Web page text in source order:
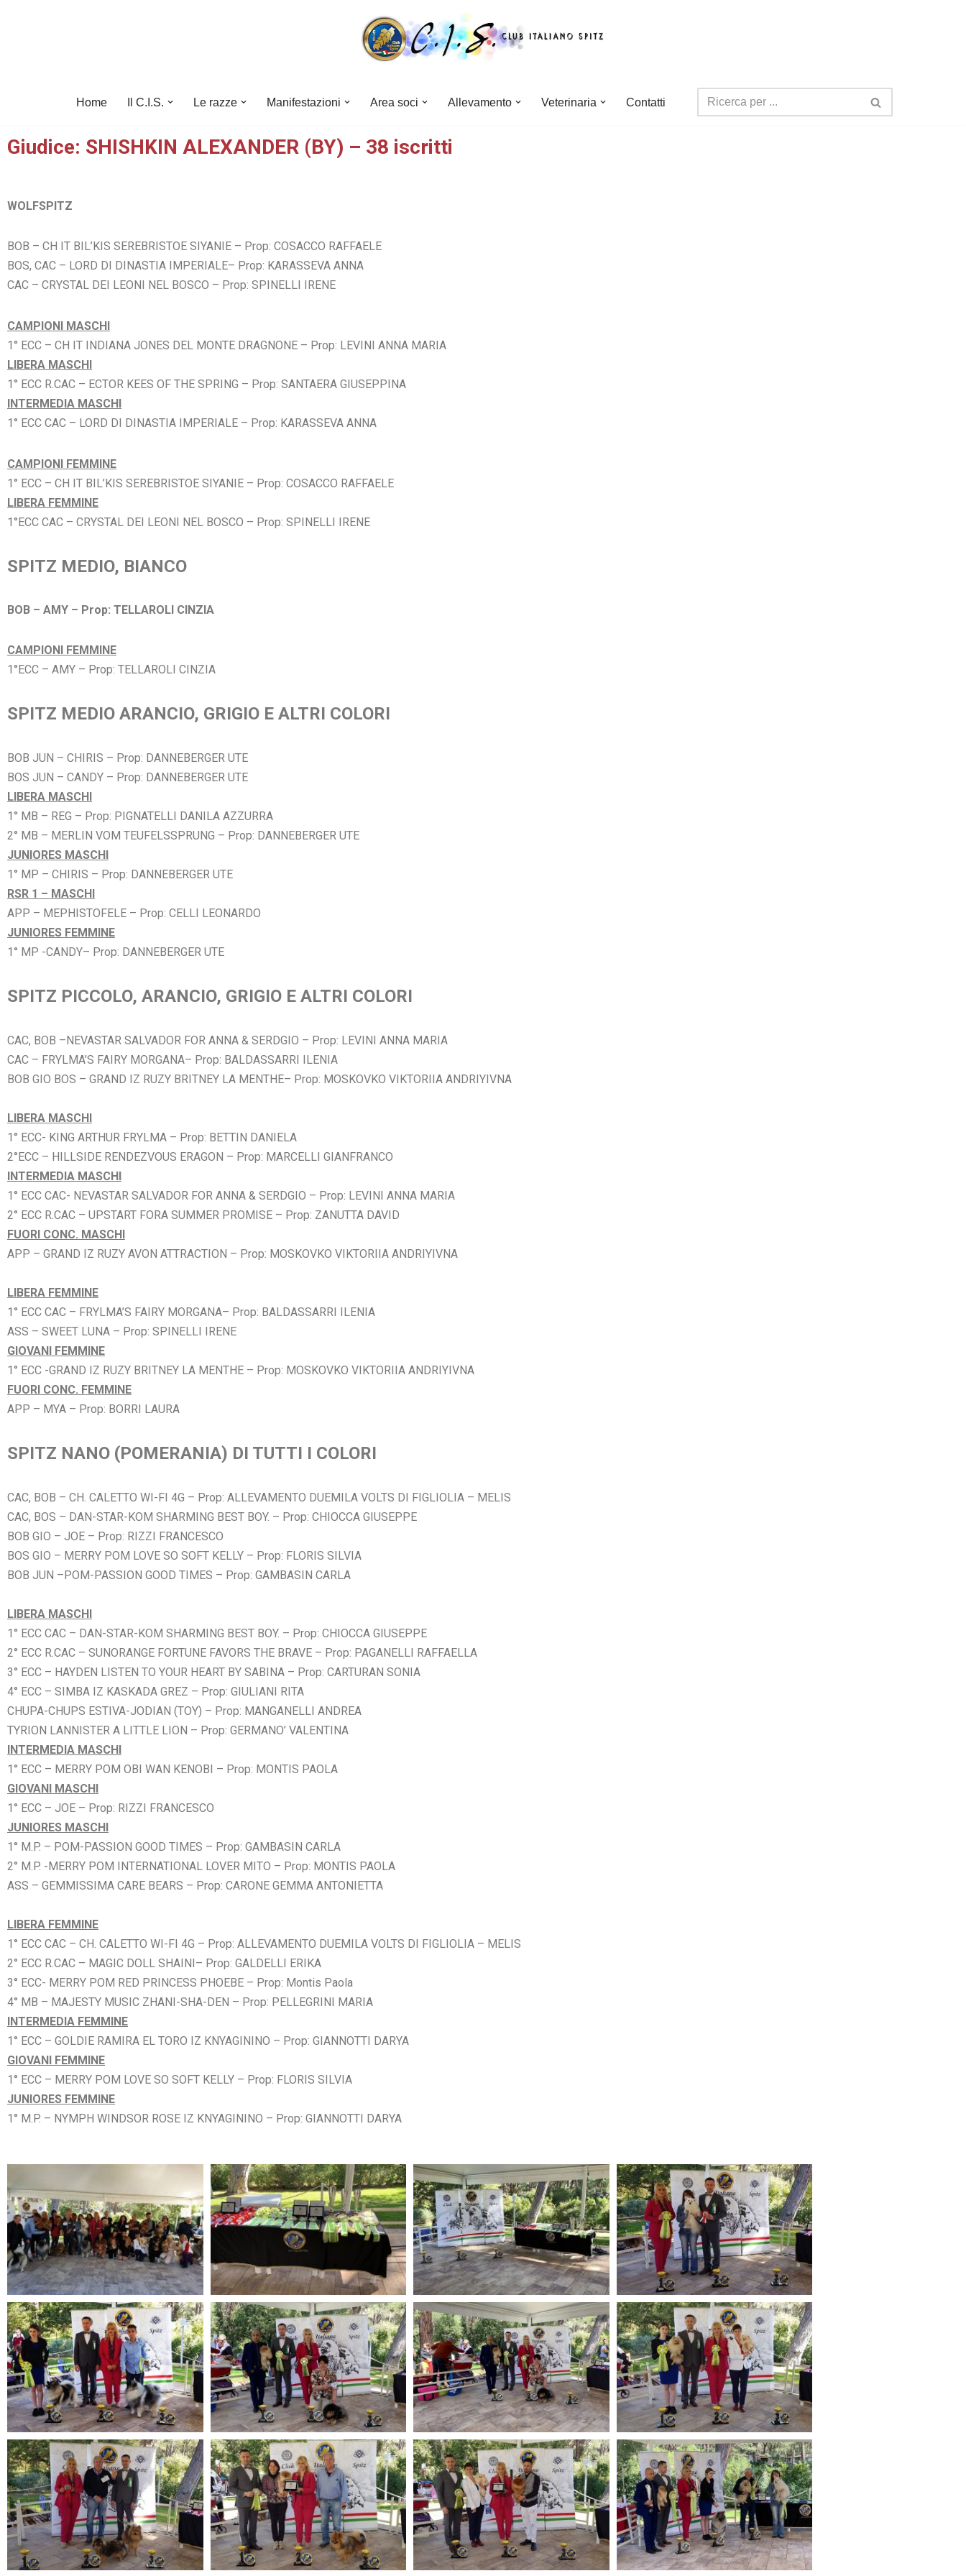
Home
Il C.I.S. Le razze Manifestazioni Area soci Allevamento Veterinaria Contatti
Giudice: SHISHKIN ALEXANDER (BY) – 38 iscritti
WOLFSPITZ
BOB – CH IT BIL’KIS SEREBRISTOE SIYANIE – Prop: COSACCO RAFFAELE
BOS, CAC – LORD DI DINASTIA IMPERIALE– Prop: KARASSEVA ANNA
CAC – CRYSTAL DEI LEONI NEL BOSCO – Prop: SPINELLI IRENE
CAMPIONI MASCHI
1° ECC – CH IT INDIANA JONES DEL MONTE DRAGNONE – Prop: LEVINI ANNA MARIA
LIBERA MASCHI
1° ECC R.CAC – ECTOR KEES OF THE SPRING – Prop: SANTAERA GIUSEPPINA
INTERMEDIA MASCHI
1° ECC CAC – LORD DI DINASTIA IMPERIALE – Prop: KARASSEVA ANNA
CAMPIONI FEMMINE
1° ECC – CH IT BIL’KIS SEREBRISTOE SIYANIE – Prop: COSACCO RAFFAELE
LIBERA FEMMINE
1°ECC CAC – CRYSTAL DEI LEONI NEL BOSCO – Prop: SPINELLI IRENE
SPITZ MEDIO, BIANCO
BOB – AMY – Prop: TELLAROLI CINZIA
CAMPIONI FEMMINE
1°ECC – AMY – Prop: TELLAROLI CINZIA
SPITZ MEDIO ARANCIO, GRIGIO E ALTRI COLORI
BOB JUN – CHIRIS – Prop: DANNEBERGER UTE
BOS JUN – CANDY – Prop: DANNEBERGER UTE
LIBERA MASCHI
1° MB – REG – Prop: PIGNATELLI DANILA AZZURRA
2° MB – MERLIN VOM TEUFELSSPRUNG – Prop: DANNEBERGER UTE
JUNIORES MASCHI
1° MP – CHIRIS – Prop: DANNEBERGER UTE
RSR 1 – MASCHI
APP – MEPHISTOFELE – Prop: CELLI LEONARDO
JUNIORES FEMMINE
1° MP -CANDY– Prop: DANNEBERGER UTE
SPITZ PICCOLO, ARANCIO, GRIGIO E ALTRI COLORI
CAC, BOB –NEVASTAR SALVADOR FOR ANNA & SERDGIO – Prop: LEVINI ANNA MARIA
CAC – FRYLMA’S FAIRY MORGANA– Prop: BALDASSARRI ILENIA
BOB GIO BOS – GRAND IZ RUZY BRITNEY LA MENTHE– Prop: MOSKOVKO VIKTORIIA ANDRIYIVNA
LIBERA MASCHI
1° ECC- KING ARTHUR FRYLMA – Prop: BETTIN DANIELA
2°ECC – HILLSIDE RENDEZVOUS ERAGON – Prop: MARCELLI GIANFRANCO
INTERMEDIA MASCHI
1° ECC CAC- NEVASTAR SALVADOR FOR ANNA & SERDGIO – Prop: LEVINI ANNA MARIA
2° ECC R.CAC – UPSTART FORA SUMMER PROMISE – Prop: ZANUTTA DAVID
FUORI CONC. MASCHI
APP – GRAND IZ RUZY AVON ATTRACTION – Prop: MOSKOVKO VIKTORIIA ANDRIYIVNA
LIBERA FEMMINE
1° ECC CAC – FRYLMA’S FAIRY MORGANA– Prop: BALDASSARRI ILENIA
ASS – SWEET LUNA – Prop: SPINELLI IRENE
GIOVANI FEMMINE
1° ECC -GRAND IZ RUZY BRITNEY LA MENTHE – Prop: MOSKOVKO VIKTORIIA ANDRIYIVNA
FUORI CONC. FEMMINE
APP – MYA – Prop: BORRI LAURA
SPITZ NANO (POMERANIA) DI TUTTI I COLORI
CAC, BOB – CH. CALETTO WI-FI 4G – Prop: ALLEVAMENTO DUEMILA VOLTS DI FIGLIOLIA – MELIS
CAC, BOS – DAN-STAR-KOM SHARMING BEST BOY. – Prop: CHIOCCA GIUSEPPE
BOB GIO – JOE – Prop: RIZZI FRANCESCO
BOS GIO – MERRY POM LOVE SO SOFT KELLY – Prop: FLORIS SILVIA
BOB JUN –POM-PASSION GOOD TIMES – Prop: GAMBASIN CARLA
LIBERA MASCHI
1° ECC CAC – DAN-STAR-KOM SHARMING BEST BOY. – Prop: CHIOCCA GIUSEPPE
2° ECC R.CAC – SUNORANGE FORTUNE FAVORS THE BRAVE – Prop: PAGANELLI RAFFAELLA
3° ECC – HAYDEN LISTEN TO YOUR HEART BY SABINA – Prop: CARTURAN SONIA
4° ECC – SIMBA IZ KASKADA GREZ – Prop: GIULIANI RITA
CHUPA-CHUPS ESTIVA-JODIAN (TOY) – Prop: MANGANELLI ANDREA
TYRION LANNISTER A LITTLE LION – Prop: GERMANO’ VALENTINA
INTERMEDIA MASCHI
1° ECC – MERRY POM OBI WAN KENOBI – Prop: MONTIS PAOLA
GIOVANI MASCHI
1° ECC – JOE – Prop: RIZZI FRANCESCO
JUNIORES MASCHI
1° M.P. – POM-PASSION GOOD TIMES – Prop: GAMBASIN CARLA
2° M.P. -MERRY POM INTERNATIONAL LOVER MITO – Prop: MONTIS PAOLA
ASS – GEMMISSIMA CARE BEARS – Prop: CARONE GEMMA ANTONIETTA
LIBERA FEMMINE
1° ECC CAC – CH. CALETTO WI-FI 4G – Prop: ALLEVAMENTO DUEMILA VOLTS DI FIGLIOLIA – MELIS
2° ECC R.CAC – MAGIC DOLL SHAINI– Prop: GALDELLI ERIKA
3° ECC- MERRY POM RED PRINCESS PHOEBE – Prop: Montis Paola
4° MB – MAJESTY MUSIC ZHANI-SHA-DEN – Prop: PELLEGRINI MARIA
INTERMEDIA FEMMINE
1° ECC – GOLDIE RAMIRA EL TORO IZ KNYAGININO – Prop: GIANNOTTI DARYA
GIOVANI FEMMINE
1° ECC – MERRY POM LOVE SO SOFT KELLY – Prop: FLORIS SILVIA
JUNIORES FEMMINE
1° M.P. – NYMPH WINDSOR ROSE IZ KNYAGININO – Prop: GIANNOTTI DARYA